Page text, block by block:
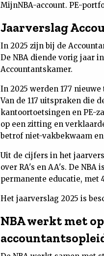
MijnNBA-account. PE-
Jaarverslag
In 2025 zijn bij de
De NBA diende vorig jaar
Accountantskamer.
In 2025 werden 177
Van de 117 uitspraken die
kantoortoetsingen en PE-
op een zitting en
betrof niet-vakbekwaam
Uit de cijfers in het
over RA's en AA's. De
permanente educatie, met
Het jaarverslag 2025 is
NBA werkt met